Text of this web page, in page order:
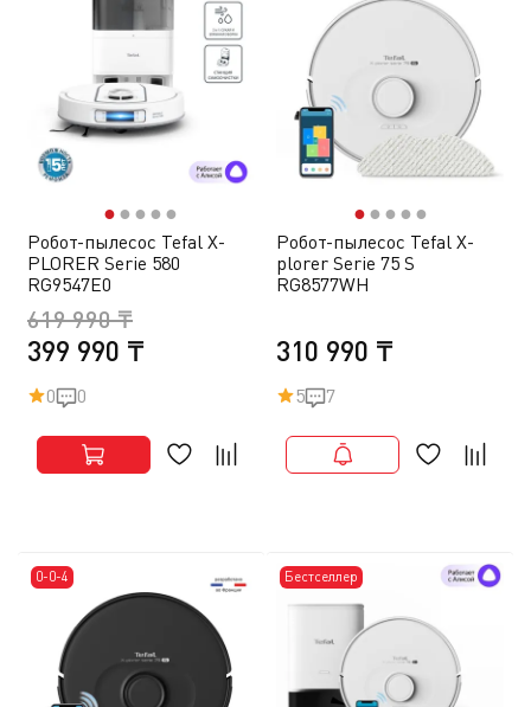
●● ● ● ●
Робот-пылесос Tefal X-
PLORER Serie 580
RG9547E0
399 990 ₸
619 990 ₸
0 0
●● ● ● ●
Робот-пылесос Tefal X-
plorer Serie 75 S
RG8577WH
310 990 ₸
5 7
0-0-4 Бестселлер